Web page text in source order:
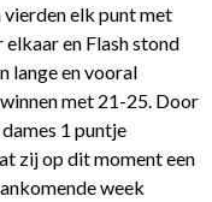
vierden elk punt met
en Flash stond
lange en vooral
met 21-25. Door
1 puntje
zij op dit moment een
week